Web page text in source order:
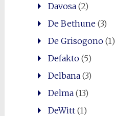
Davosa(2)
De Bethune(3)
De Grisogono(1)
Defakto(5)
Delbana(3)
Delma(13)
DeWitt(1)